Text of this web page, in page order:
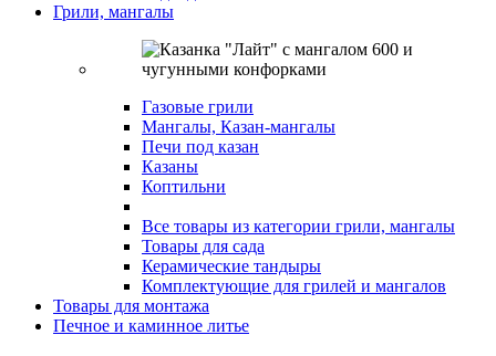
Грили, мангалы
Газовые грили
Мангалы, Казан-мангалы
Печи под казан
Казаны
Коптильни
Все товары из категории грили, мангалы
Товары для сада
Керамические тандыры
Комплектующие для грилей и мангалов
Товары для монтажа
Печное и каминное литье